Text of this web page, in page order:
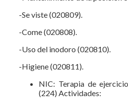
-Se viste (020809).
-Come (020808).
-Uso del inodoro (020810).
-Higiene (020811).
NIC: Terapia de
(224) Actividades: